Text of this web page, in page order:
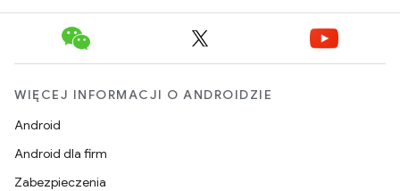
WIĘCEJ INFORMACJI O ANDROIDZIE
Android
Android dla firm
Zabezpieczenia